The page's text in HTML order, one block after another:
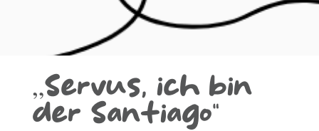
„Ser­vus, ich bin
der Sant­ia­go“